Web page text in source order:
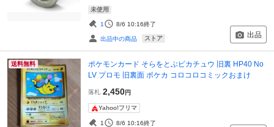
未使用
1 8/6 10:16終了
出品中の商品 ストア 出品
送料無料
ポケモンカード そらをとぶピカチュウ 旧裏 HP40 No
LV プロモ 旧裏面 ポケカ コロコロコミックおまけ
落札 2,450円
Yahoo!フリマ
1 8/6 10:16終了